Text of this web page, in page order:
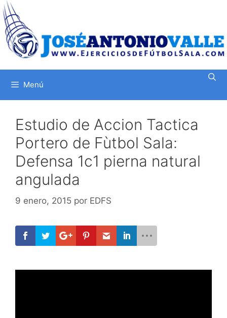
Saltar
al
contenido
Menú
Estudio de Accion Tactica
Portero de Fùtbol Sala:
Defensa 1c1 pierna natural
angulada
9 enero, 2015 por EDFS